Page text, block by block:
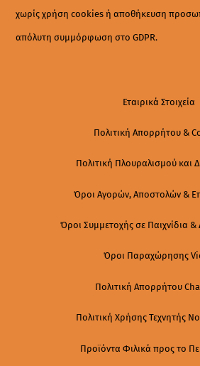
χωρίς χρήση cookies ή αποθήκευση
απόλυτη συμμόρφωση στο GDPR.
Εταιρικά Στοιχεία
Πολιτική Απορρήτου &
Πολιτική Πλουραλισμού και
Όροι Αγορών, Αποστολών &
Όροι Συμμετοχής σε Παιχνίδια &
Όροι Παραχώρησης
Πολιτική Απορρήτου
Πολιτική Χρήσης Τεχνητής
Προϊόντα Φιλικά προς το